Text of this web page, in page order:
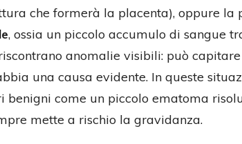
che formerà la placenta), oppure la
, ossia un piccolo accumulo di sangue
anomalie visibili: può
una causa evidente. In queste
benigni come un piccolo ematoma
mette a rischio la gravidanza.